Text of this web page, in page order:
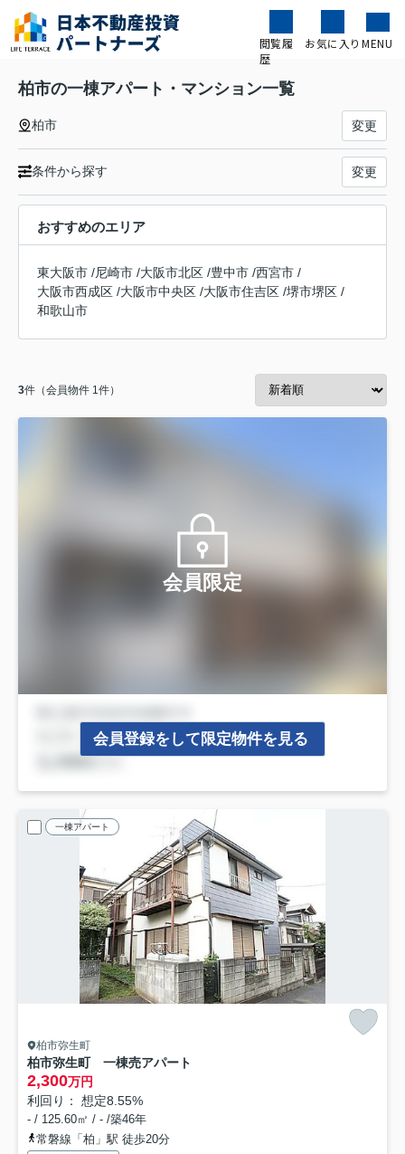
閲覧履
歴
お気に入り MENU
柏市の一棟アパート・マンション一覧
柏市 変更
条件から探す 変更
おすすめのエリア
東大阪市 /尼崎市 /大阪市北区 /豊中市 /西宮市 /
大阪市西成区 /大阪市中央区 /大阪市住吉区 /堺市堺区 /
和歌山市
3件（会員物件 1件）
会員限定
会員登録をして限定物件を見る
一棟アパート
柏市弥生町
柏市弥生町 一棟売アパート
2,300万円
利回り： 想定8.55%
- / 125.60㎡ / - /築46年
常磐線「柏」駅 徒歩20分